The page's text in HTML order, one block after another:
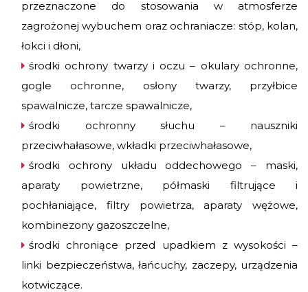
przeznaczone do stosowania w atmosferze
zagrożonej wybuchem oraz ochraniacze: stóp, kolan,
łokci i dłoni,
środki ochrony twarzy i oczu – okulary ochronne,
gogle ochronne, osłony twarzy, przyłbice
spawalnicze, tarcze spawalnicze,
środki ochronny słuchu – nauszniki
przeciwhałasowe, wkładki przeciwhałasowe,
środki ochrony układu oddechowego – maski,
aparaty powietrzne, półmaski filtrujące i
pochłaniające, filtry powietrza, aparaty wężowe,
kombinezony gazoszczelne,
środki chroniące przed upadkiem z wysokości –
linki bezpieczeństwa, łańcuchy, zaczepy, urządzenia
kotwiczące.